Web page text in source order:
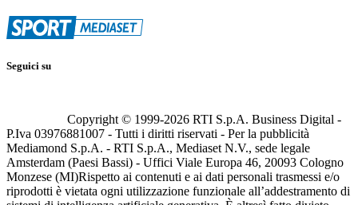
Seguici su
Copyright © 1999-2026 RTI S.p.A. Business Digital -
P.Iva 03976881007 - Tutti i diritti riservati - Per la pubblicità
Mediamond S.p.A. - RTI S.p.A., Mediaset N.V., sede legale
Amsterdam (Paesi Bassi) - Uffici Viale Europa 46, 20093 Cologno
Monzese (MI)Rispetto ai contenuti e ai dati personali trasmessi e/o
riprodotti è vietata ogni utilizzazione funzionale all’addestramento di